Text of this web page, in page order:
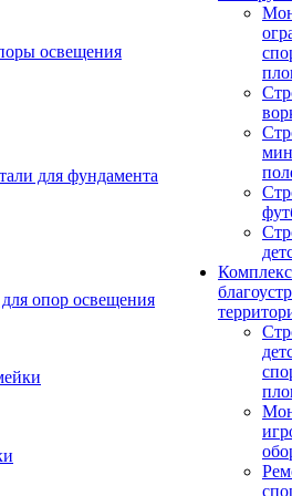
освещения
для фундамента
опор освещения